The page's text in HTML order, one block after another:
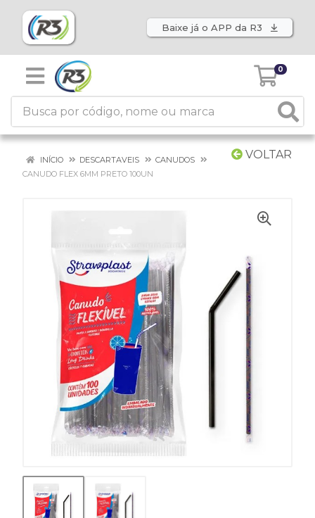
Baixe já o APP da R3
0
VOLTAR
INÍCIO DESCARTAVEIS
CANUDOS
CANUDO FLEX 6MM PRETO 100UN